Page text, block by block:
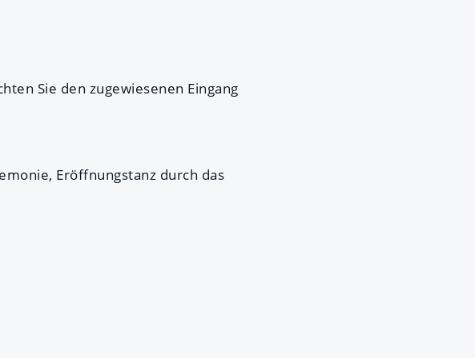
Sie den zugewiesenen Eingang
Eröffnungstanz durch das